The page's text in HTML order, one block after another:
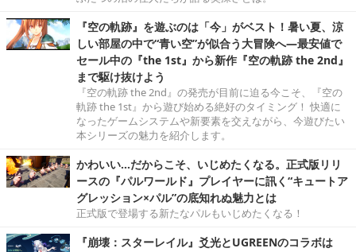
『空の軌跡』を遊ぶのは「今」がベスト！暑い夏、涼
しい部屋の中で“青い空”が似合う大冒険へ―最安値で
セール中の『the 1st』から新作『空の軌跡 the 2nd』
まで駆け抜けよう
『空の軌跡 the 2nd』の発売が目前に迫る今こそ、『空の
軌跡 the 1st』から遊び始める絶好のタイミング！ 快適に
なったゲームシステムや新要素を交えながら、今遊びたい
本シリーズの魅力を紹介します。
かわいい…だからこそ、いじめたくなる。正式版リリ
ースの『パルワールド』プレイヤーに訊く“キュートア
グレッション×パル”の底知れぬ魅力とは
正式版で登場する新たなパルもいじめたくなる！
『崩壊：スターレイル』爻光とUGREENのコラボは